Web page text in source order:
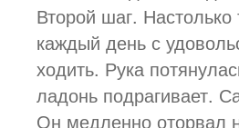
Второй шаг.
каждый день с
ходить. Рука
ладонь подрагивает.
Он медленно оторвал